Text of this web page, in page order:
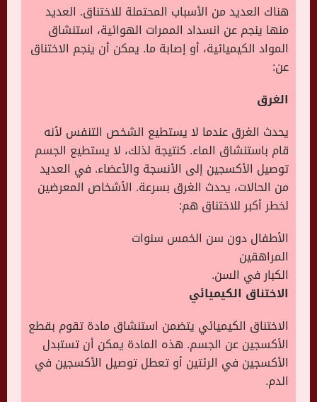
هناك العديد من الأسباب المحتملة للاختناق. العديد
منها ينجم عن انسداد الممرات الهوائية، استنشاق
المواد الكيميائية، أو إصابة ما. يمكن أن ينجم الاختناق
عن:
الغرق
يحدث الغرق عندما لا يستطيع الشخص التنفس لأنه
قام باستنشاق الماء. كنتيجة لذلك، لا يستطيع الجسم
توصيل الأكسجين إلى الأنسجة والأعضاء. في العديد
من الحالات، يحدث الغرق بسرعة. الأشخاص المعرضين
لخطر أكبر للاختناق هم:
الأطفال دون سن الخمس سنوات
المراهقين
الكبار في السن.
الاختناق الكيميائي
الاختناق الكيميائي يتضمن استنشاق مادة تقوم بقطع
الأكسجين عن الجسم. هذه المادة يمكن أن تستبدل
الأكسجين في الرئتين أو تعطل توصيل الأكسجين في
الدم.